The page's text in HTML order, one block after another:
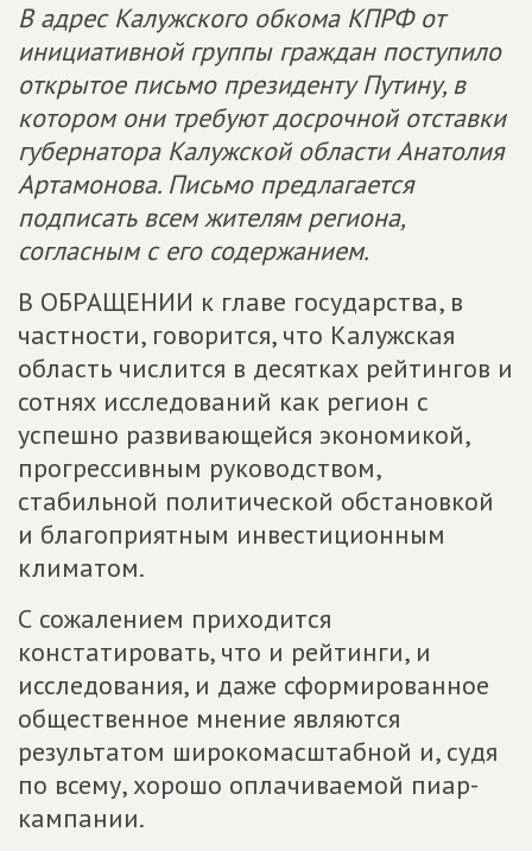
В адрес Калужского обкома КПРФ от
инициативной группы граждан поступило
открытое письмо президенту Путину, в
котором они требуют досрочной отставки
губернатора Калужской области Анатолия
Артамонова. Письмо предлагается
подписать всем жителям региона,
согласным с его содержанием.
В ОБРАЩЕНИИ к главе государства, в
частности, говорится, что Калужская
область числится в десятках рейтингов и
сотнях исследований как регион с
успешно развивающейся экономикой,
прогрессивным руководством,
стабильной политической обстановкой
и благоприятным инвестиционным
климатом.
С сожалением приходится
констатировать, что и рейтинги, и
исследования, и даже сформированное
общественное мнение являются
результатом широкомасштабной и, судя
по всему, хорошо оплачиваемой пиар-
кампании.